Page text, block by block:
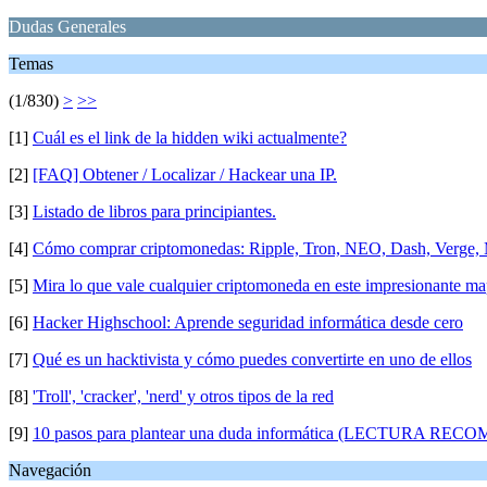
Dudas Generales
Temas
(1/830) > >>
[1] Cuál es el link de la hidden wiki actualmente?
[2] [FAQ] Obtener / Localizar / Hackear una IP.
[3] Listado de libros para principiantes.
[4] Cómo comprar criptomonedas: Ripple, Tron, NEO, Dash,
[5] Mira lo que vale cualquier criptomoneda en este impresionante
[6] Hacker Highschool: Aprende seguridad informática desde cero
[7] Qué es un hacktivista y cómo puedes convertirte en uno de ellos
[8] 'Troll', 'cracker', 'nerd' y otros tipos de la red
[9] 10 pasos para plantear una duda informática (LECTURA
Navegación